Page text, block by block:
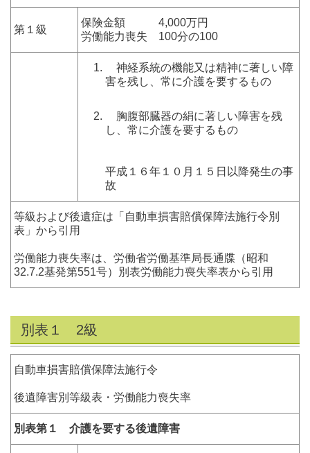
第１級
保険金額 4,000万円
労働能力喪失 100分の100
神経系統の機能又は精神に著しい障
害を残し、常に介護を要するもの
胸腹部臓器の絹に著しい障害を残
し、常に介護を要するもの
平成１６年１０月１５日以降発生の事
故
等級および後遺症は「自動車損害賠償保障法施行令別
表」から引用
労働能力喪失率は、労働省労働基準局長通牒（昭和
32.7.2基発第551号）別表労働能力喪失率表から引用
別表１ 2級
自動車損害賠償保障法施行令
後遺障害別等級表・労働能力喪失率
別表第１ 介護を要する後遺障害